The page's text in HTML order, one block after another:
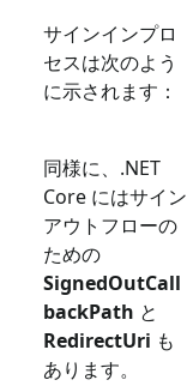
サインインプロ
セスは次のよう
に示されます：
同様に、.NET
Core にはサイン
アウトフローの
ための
SignedOutCall
backPath と
RedirectUri も
あります。